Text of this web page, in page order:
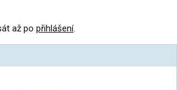
až po přihlášení.